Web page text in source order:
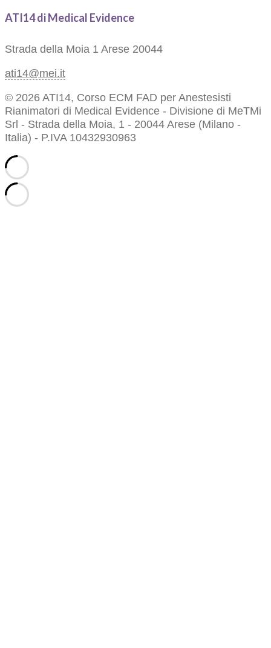
ATI14 di Medical Evidence
Strada della Moia 1 Arese 20044
ati14@mei.it
© 2026 ATI14, Corso ECM FAD per Anestesisti
Rianimatori di Medical Evidence - Divisione di MeTMi
Srl - Strada della Moia, 1 - 20044 Arese (Milano -
Italia) - P.IVA 10432930963